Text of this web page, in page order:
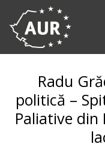
Radu
politică –
Paliative din